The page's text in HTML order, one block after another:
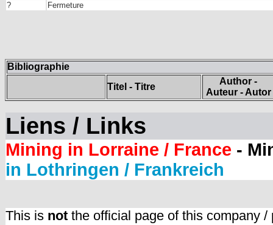
? Fermeture
Bibliographie
Titel - Titre
Author -
Auteur - Autor
Liens / Links
Mining in Lorraine / France -
in Lothringen / Frankreich
This is not the official page of this company